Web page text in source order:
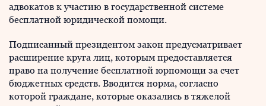
адвокатов к участию в государственной системе
бесплатной юридической помощи.
Подписанный президентом закон предусматривает
расширение круга лиц, которым предоставляется
право на получение бесплатной юрпомощи за счет
бюджетных средств. Вводится норма, согласно
которой граждане, которые оказались в тяжелой